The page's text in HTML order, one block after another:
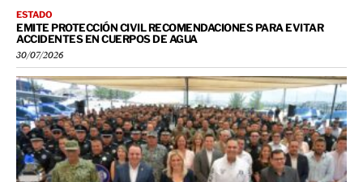
ESTADO
EMITE PROTECCIÓN CIVIL RECOMENDACIONES PARA EVITAR
ACCIDENTES EN CUERPOS DE AGUA
30/07/2026